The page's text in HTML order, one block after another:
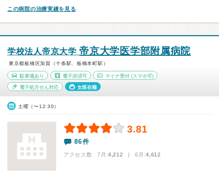
この病院の治療実績を見る
学校法人帝京大学帝京大学医学部附属病院
東京都板橋区加賀（十条駅、板橋本町駅）
駐車場あり 電子決済可 マイナ受付 (スマホ可)
電子処方せん対応 女医在籍
土曜（〜12:30）
3.81
86件
アクセス数 7月:4,212 | 6月:4,612